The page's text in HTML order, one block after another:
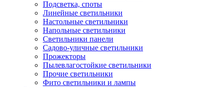
Подсветка, споты
Линейные светильники
Настольные светильники
Напольные светильники
Светильники панели
Садово-уличные светильники
Прожекторы
Пылевлагостойкие светильники
Прочие светильники
Фито светильники и лампы